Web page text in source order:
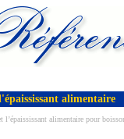
alimentaire
l’épaississant alimentaire pour